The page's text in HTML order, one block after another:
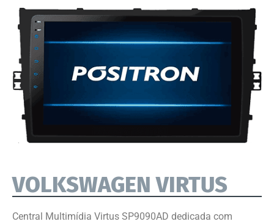
VOLKSWAGEN VIRTUS
Central Multimídia Virtus SP9090AD dedicada com